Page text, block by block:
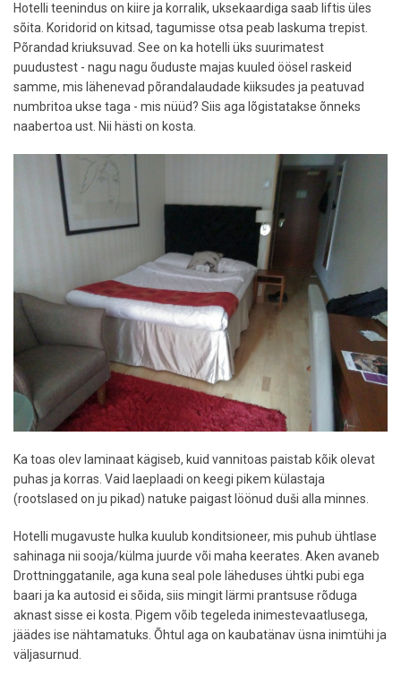
Hotelli teenindus on kiire ja korralik, uksekaardiga saab liftis üles
sõita. Koridorid on kitsad, tagumisse otsa peab laskuma trepist.
Põrandad kriuksuvad. See on ka hotelli üks suurimatest
puudustest - nagu nagu õuduste majas kuuled öösel raskeid
samme, mis lähenevad põrandalaudade kiiksudes ja peatuvad
numbritoa ukse taga - mis nüüd? Siis aga lõgistatakse õnneks
naabertoa ust. Nii hästi on kosta.
Ka toas olev laminaat kägiseb, kuid vannitoas paistab kõik olevat
puhas ja korras. Vaid laeplaadi on keegi pikem külastaja
(rootslased on ju pikad) natuke paigast löönud duši alla minnes.
Hotelli mugavuste hulka kuulub konditsioneer, mis puhub ühtlase
sahinaga nii sooja/külma juurde või maha keerates. Aken avaneb
Drottninggatanile, aga kuna seal pole läheduses ühtki pubi ega
baari ja ka autosid ei sõida, siis mingit lärmi prantsuse rõduga
aknast sisse ei kosta. Pigem võib tegeleda inimestevaatlusega,
jäädes ise nähtamatuks. Õhtul aga on kaubatänav üsna inimtühi ja
väljasurnud.